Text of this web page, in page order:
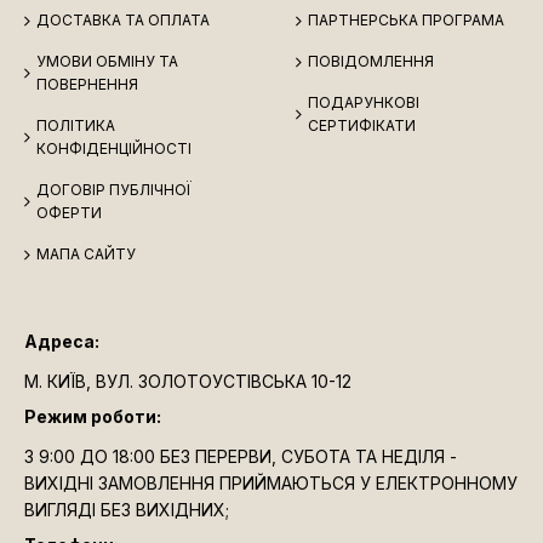
ДОСТАВКА ТА ОПЛАТА
УМОВИ ОБМІНУ ТА
ПОВЕРНЕННЯ
ПОЛІТИКА
КОНФІДЕНЦІЙНОСТІ
ДОГОВІР ПУБЛІЧНОЇ
ОФЕРТИ
МАПА САЙТУ
ПАРТНЕРСЬКА ПРОГРАМА
ПОВІДОМЛЕННЯ
ПОДАРУНКОВІ
СЕРТИФІКАТИ
Адреса:
М. КИЇВ, ВУЛ. ЗОЛОТОУСТІВСЬКА 10-12
Режим роботи:
З 9:00 ДО 18:00 БЕЗ ПЕРЕРВИ, СУБОТА ТА НЕДІЛЯ -
ВИХІДНІ ЗАМОВЛЕННЯ ПРИЙМАЮТЬСЯ У ЕЛЕКТРОННОМУ
ВИГЛЯДІ БЕЗ ВИХІДНИХ;